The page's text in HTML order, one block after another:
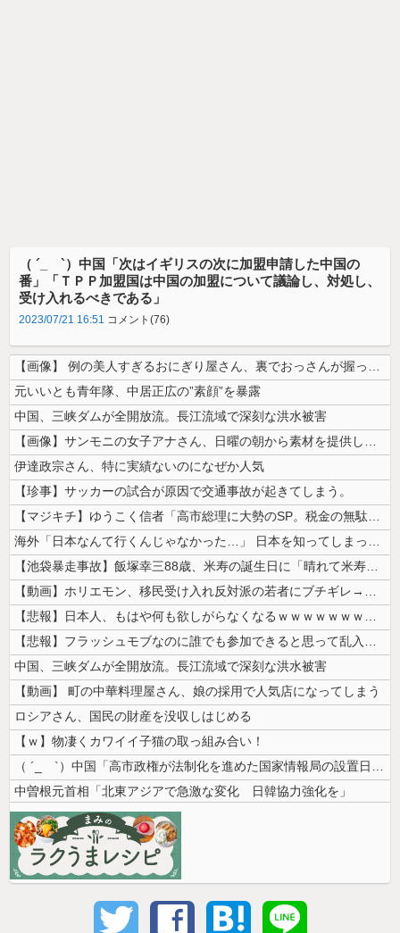
（ ´_ゝ`）中国「次はイギリスの次に加盟申請した中国の
番」「ＴＰＰ加盟国は中国の加盟について議論し、対処し、
受け入れるべきである」
2023/07/21 16:51 コメント(76)
【画像】 例の美人すぎるおにぎり屋さん、裏でおっさんが握っていたｗｗｗ...
元いいとも青年隊、中居正広の”素顔”を暴露
中国、三峡ダムが全開放流。長江流域で深刻な洪水被害
【画像】サンモニの女子アナさん、日曜の朝から素材を提供してしまう
伊達政宗さん、特に実績ないのになぜか人気
【珍事】サッカーの試合が原因で交通事故が起きてしまう。
【マジキチ】ゆうこく信者「高市総理に大勢のSP。税金の無駄遣いです」→...
海外「日本なんて行くんじゃなかった…」 日本を知ってしまったディズニー...
【池袋暴走事故】飯塚幸三88歳、米寿の誕生日に「晴れて米寿！」「嬉しい...
【動画】ホリエモン、移民受け入れ反対派の若者にブチギレ→スタジオ誰も反...
【悲報】日本人、もはや何も欲しがらなくなるｗｗｗｗｗｗｗｗｗｗｗｗｗｗ...
【悲報】フラッシュモブなのに誰でも参加できると思って乱入した結果ｗｗｗ...
中国、三峡ダムが全開放流。長江流域で深刻な洪水被害
【動画】 町の中華料理屋さん、娘の採用で人気店になってしまう
ロシアさん、国民の財産を没収しはじめる
【ｗ】物凄くカワイイ子猫の取っ組み合い！
（ ´_ゝ`）中国「高市政権が法制化を進めた国家情報局の設置日が7月3...
中曽根元首相「北東アジアで急激な変化 日韓協力強化を」